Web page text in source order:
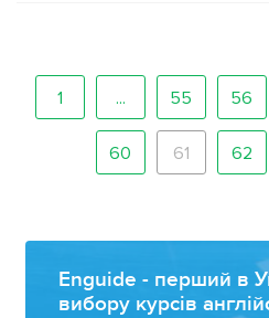
1 ... 55 56
60 61 62
Enguide - перший в
вибору курсів